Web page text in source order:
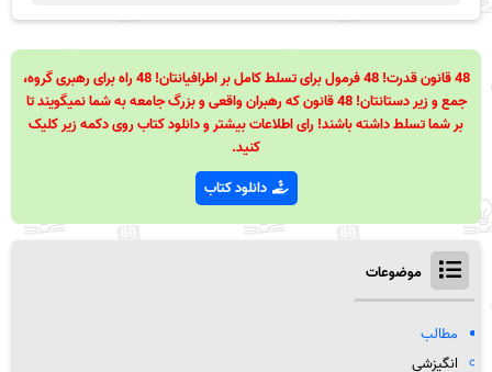
48 قانون قدرت! 48 فرمول برای تسلط کامل بر اطرافیانتان! 48 راه برای رهبری گروه،
جمع و زیر دستانتان! 48 قانون که رهبران واقعی و بزرگ جامعه به شما نمیگویند تا
بر شما تسلط داشته باشند! رای اطلاعات بیشتر و دانلود کتاب روی دکمه زیر کلیک
کنید.
دانلود کتاب
موضوعات
مطالب
انگیزشی